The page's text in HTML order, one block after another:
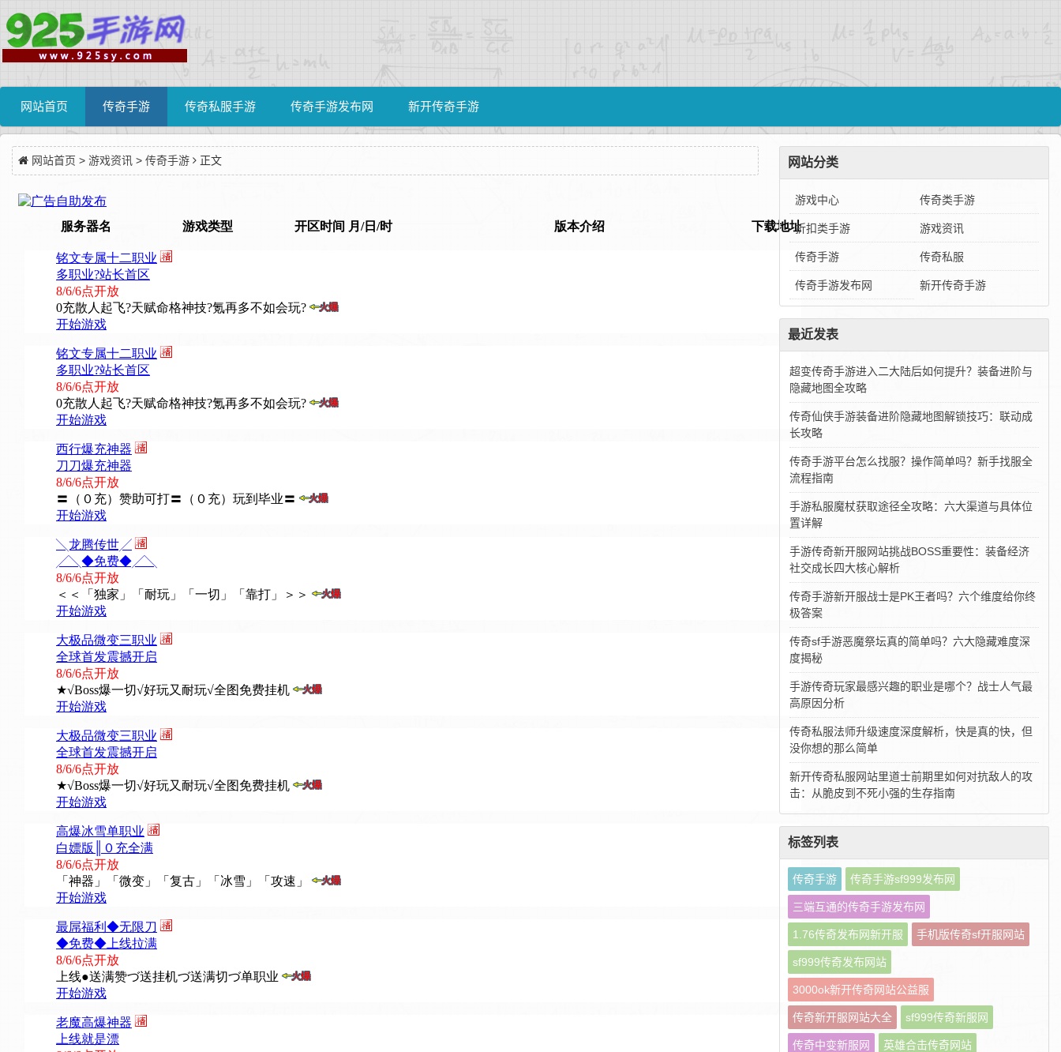
网站首页 传奇手游 传奇私服手游 传奇手游发布网 新开传奇手游
网站首页 > 游戏资讯 > 传奇手游 正文 网站分类
游戏中心 传奇类手游
折扣类手游 游戏资讯
传奇手游 传奇私服
传奇手游发布网 新开传奇手游
最近发表
超变传奇手游进入二大陆后如何提升？装备进阶与
隐藏地图全攻略
传奇仙侠手游装备进阶隐藏地图解锁技巧：联动成
长攻略
传奇手游平台怎么找服？操作简单吗？新手找服全
流程指南
手游私服魔杖获取途径全攻略：六大渠道与具体位
置详解
手游传奇新开服网站挑战BOSS重要性：装备经济
社交成长四大核心解析
传奇手游新开服战士是PK王者吗？六个维度给你终
极答案
传奇sf手游恶魔祭坛真的简单吗？六大隐藏难度深
度揭秘
手游传奇玩家最感兴趣的职业是哪个？战士人气最
高原因分析
传奇私服法师升级速度深度解析，快是真的快，但
没你想的那么简单
新开传奇私服网站里道士前期里如何对抗敌人的攻
击：从脆皮到不死小强的生存指南
标签列表
传奇手游 传奇手游sf999发布网
三端互通的传奇手游发布网
1.76传奇发布网新开服 手机版传奇sf开服网站
sf999传奇发布网站
3000ok新开传奇网站公益服
传奇新开服网站大全 sf999传奇新服网
传奇中变新服网 英雄合击传奇网站